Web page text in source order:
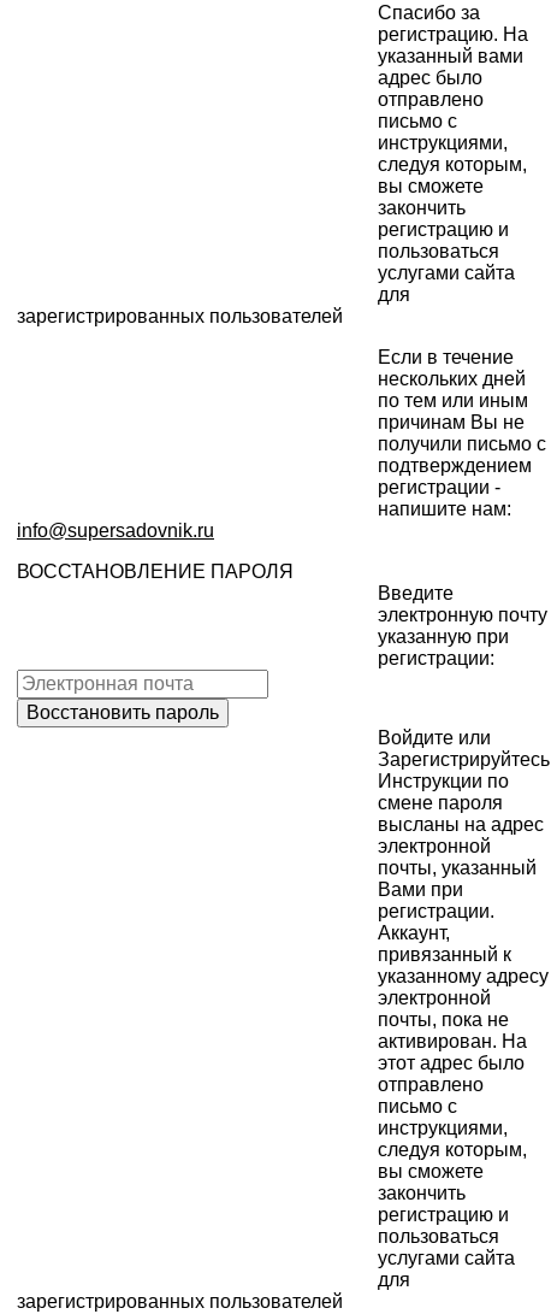
Спасибо за
регистрацию. На
указанный вами
адрес было
отправлено
письмо с
инструкциями,
следуя которым,
вы сможете
закончить
регистрацию и
пользоваться
услугами сайта
для
зарегистрированных пользователей
Если в течение
нескольких дней
по тем или иным
причинам Вы не
получили письмо с
подтверждением
регистрации -
напишите нам:
info@supersadovnik.ru
ВОССТАНОВЛЕНИЕ ПАРОЛЯ
Введите
электронную почту
указанную при
регистрации:
Войдите или
Зарегистрируйтесь
Инструкции по
смене пароля
высланы на адрес
электронной
почты, указанный
Вами при
регистрации.
Аккаунт,
привязанный к
указанному адресу
электронной
почты, пока не
активирован. На
этот адрес было
отправлено
письмо с
инструкциями,
следуя которым,
вы сможете
закончить
регистрацию и
пользоваться
услугами сайта
для
зарегистрированных пользователей